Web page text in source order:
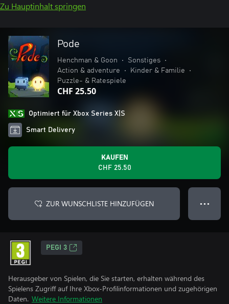
Zu Hauptinhalt springen
Pode
Henchman & Goon • Sonstiges
•
Action & adventure
• Kinder & Familie
•
Puzzle- & Ratespiele
CHF 25.50
Optimiert für Xbox Series X|S
Smart Delivery
KAUFEN
CHF 25.50
ZUR WUNSCHLISTE HINZUFÜGEN ● ● ●
PEGI 3
Herausgeber von Spielen, die Sie starten, erhalten während des
Spielens Zugriff auf Ihre Xbox-Profilinformationen und zugehörigen
Daten. Weitere Informationen